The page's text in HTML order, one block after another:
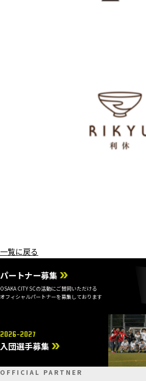
一覧に戻る
パートナー募集
OSAKA CITY SCの活動にご賛同いただける
オフィシャルパートナーを募集しております
2026-2027
入団選手募集
OFFICIAL PARTNER